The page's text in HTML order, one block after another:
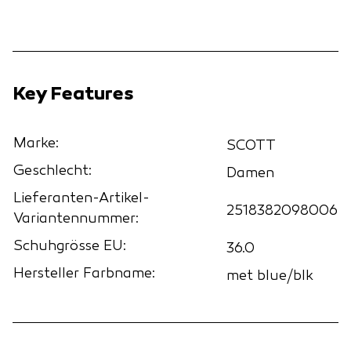
Key Features
Marke:
SCOTT
Geschlecht:
Damen
Lieferanten-Artikel-
Variantennummer:
2518382098006
Schuhgrösse EU:
36.0
Hersteller Farbname:
met blue/blk